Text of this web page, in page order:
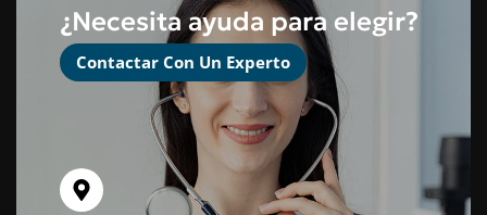
¿Necesita ayuda para elegir?
Contactar Con Un Experto